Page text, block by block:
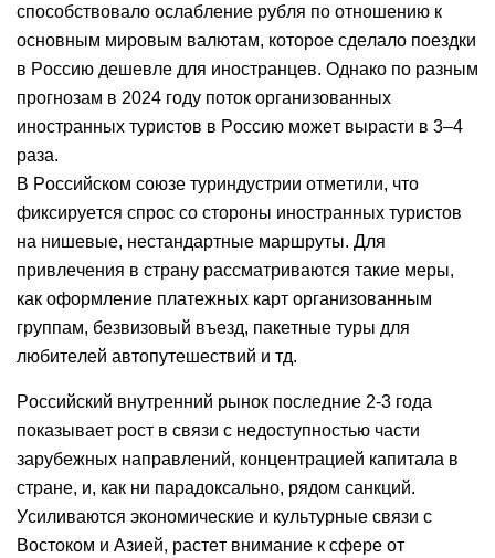
способствовало ослабление рубля по отношению к
основным мировым валютам, которое сделало поездки
в Россию дешевле для иностранцев. Однако по разным
прогнозам в 2024 году поток организованных
иностранных туристов в Россию может вырасти в 3–4
раза.
В Российском союзе туриндустрии отметили, что
фиксируется спрос со стороны иностранных туристов
на нишевые, нестандартные маршруты. Для
привлечения в страну рассматриваются такие меры,
как оформление платежных карт организованным
группам, безвизовый въезд, пакетные туры для
любителей автопутешествий и тд.
Российский внутренний рынок последние 2-3 года
показывает рост в связи с недоступностью части
зарубежных направлений, концентрацией капитала в
стране, и, как ни парадоксально, рядом санкций.
Усиливаются экономические и культурные связи с
Востоком и Азией, растет внимание к сфере от